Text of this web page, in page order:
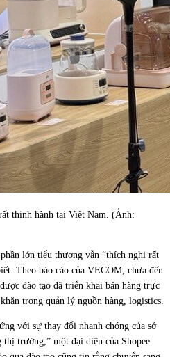
thịnh hành tại Việt Nam. (Ảnh:
lớn tiểu thương vẫn “thích nghi rất
Theo báo cáo của VECOM, chưa đến
đào tạo đã triển khai bán hàng trực
trong quản lý nguồn hàng, logistics.
với sự thay đổi nhanh chóng của sở
trường,” một đại diện của Shopee